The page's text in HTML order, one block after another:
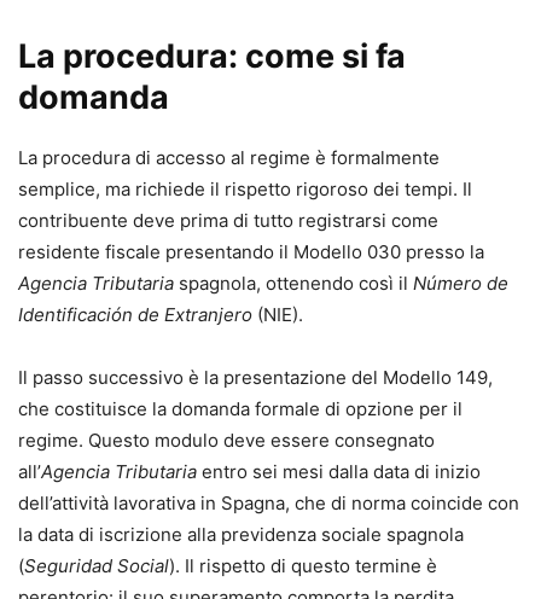
La procedura: come si fa
domanda
La procedura di accesso al regime è formalmente
semplice, ma richiede il rispetto rigoroso dei tempi. Il
contribuente deve prima di tutto registrarsi come
residente fiscale presentando il Modello 030 presso la
Agencia Tributaria spagnola, ottenendo così il Número de
Identificación de Extranjero (NIE).
Il passo successivo è la presentazione del Modello 149,
che costituisce la domanda formale di opzione per il
regime. Questo modulo deve essere consegnato
all’Agencia Tributaria entro sei mesi dalla data di inizio
dell’attività lavorativa in Spagna, che di norma coincide con
la data di iscrizione alla previdenza sociale spagnola
(Seguridad Social). Il rispetto di questo termine è